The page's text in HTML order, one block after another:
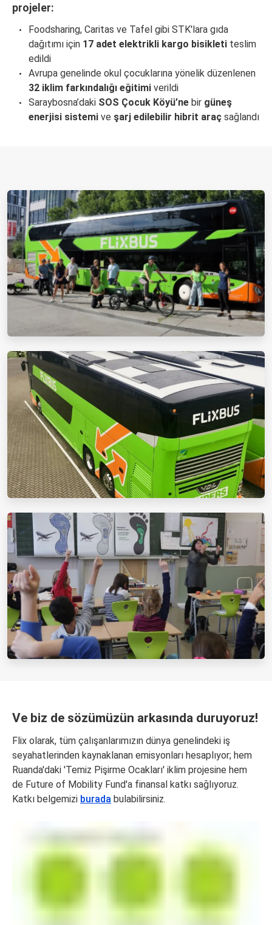
projeler:
Foodsharing, Caritas ve Tafel gibi STK'lara gıda
dağıtımı için 17 adet elektrikli kargo bisikleti teslim
edildi
Avrupa genelinde okul çocuklarına yönelik düzenlenen
32 iklim farkındalığı eğitimi verildi
Saraybosna’daki SOS Çocuk Köyü’ne bir güneş
enerjisi sistemi ve şarj edilebilir hibrit araç sağlandı
Ve biz de sözümüzün arkasında duruyoruz!
Flix olarak, tüm çalışanlarımızın dünya genelindeki iş
seyahatlerinden kaynaklanan emisyonları hesaplıyor; hem
Ruanda'daki 'Temiz Pişirme Ocakları' iklim projesine hem
de Future of Mobility Fund'a finansal katkı sağlıyoruz.
Katkı belgemizi burada bulabilirsiniz.